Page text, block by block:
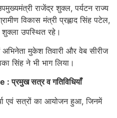
राजेंद्र शुक्ल, पर्यटन राज्य
विकास मंत्री प्रह्लाद सिंह पटेल,
उपस्थित रहे।
मुकेश तिवारी और वेब सीरीज
सिंह ने भी भाग लिया।
सत्र व गतिविधियाँ
एवं सत्रों का आयोजन हुआ, जिनमें